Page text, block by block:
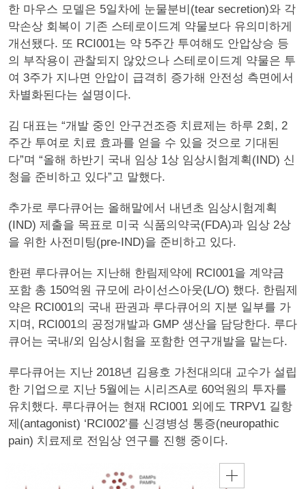
한 마우스 모델은 5일차에 눈물분비(tear secretion)와 각
막손상 회복이 기존 스테로이드계 약물보다 유의미하게
개선됐다. 또 RCI001는 약 5주간 투여해도 안압상승 등
의 부작용이 관찰되지 않았으나 스테로이드계 약물은 투
여 3주가 지나면 안압이 급격히 증가해 안전성 측면에서
차별화된다는 설명이다.
김 대표는 “개발 중인 안구건조증 치료제는 하루 2회, 2
주간 투여로 치료 효과를 얻을 수 있을 것으로 기대된
다”며 “올해 하반기 국내 임상 1상 임상시험계획(IND) 신
청을 준비하고 있다”고 말했다.
추가로 루다큐어는 올해말에서 내년초 임상시험계획
(IND) 제출을 목표로 미국 식품의약국(FDA)과 임상 2상
을 위한 사전미팅(pre-IND)을 준비하고 있다.
한편 루다큐어는 지난해 한림제약에 RCI001을 계약금
포함 총 150억원 규모에 라이선스아웃(L/O) 했다. 한림제
약은 RCI001의 국내 판권과 루다큐어의 지분 일부를 가
지며, RCI001의 공정개발과 GMP 생산을 담당한다. 루다
큐어는 국내/외 임상시험을 포함한 연구개발을 맡는다.
루다큐어는 지난 2018년 김용호 가천대의대 교수가 설립
한 기업으로 지난 5월에는 시리즈A로 60억원의 투자를
유치했다. 루다큐어는 현재 RCI001 외에도 TRPV1 길항
제(antagonist) ‘RCI002’를 신경병성 통증(neuropathic
pain) 치료제로 전임상 연구를 진행 중이다.